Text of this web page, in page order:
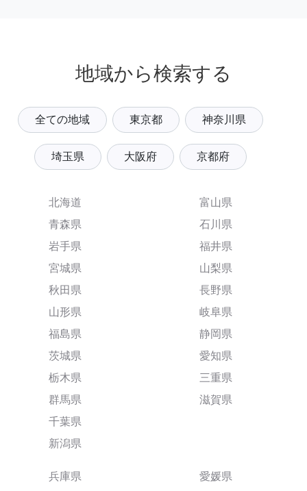
地域から検索する
全ての地域 東京都 神奈川県
埼玉県 大阪府 京都府
北海道
青森県
岩手県
宮城県
秋田県
山形県
福島県
茨城県
栃木県
群馬県
千葉県
新潟県
富山県
石川県
福井県
山梨県
長野県
岐阜県
静岡県
愛知県
三重県
滋賀県
兵庫県
愛媛県